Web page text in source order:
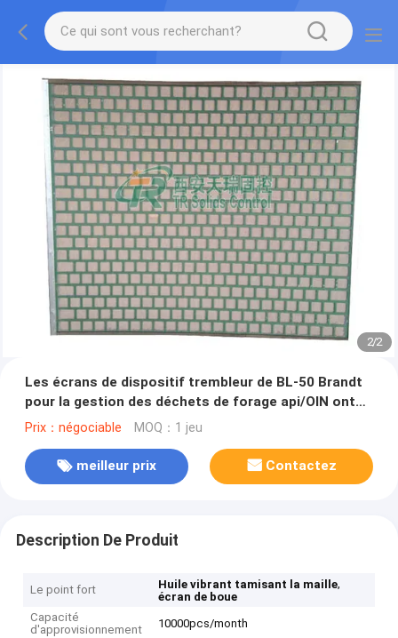
2/2
Les écrans de dispositif trembleur de BL-50 Brandt
pour la gestion des déchets de forage api/OIN ont
approuvé
Prix：négociable MOQ：1 jeu
meilleur prix Contactez
Description De Produit
Le point fort Huile vibrant tamisant la maille,
écran de boue
Capacité
d'approvisionnement
10000pcs/month